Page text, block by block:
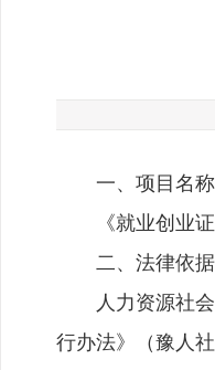
一、项目名称
《就业创业
二、法律依据
人力资源社
行办法》（豫人